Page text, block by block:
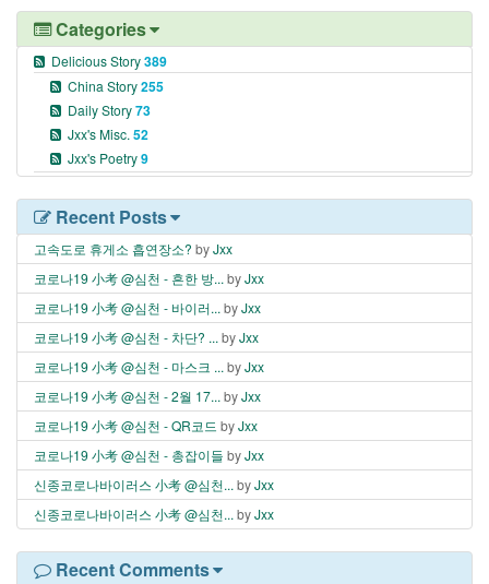
Categories
Delicious Story389
China Story255
Daily Story73
Jxx's Misc. 52
Jxx's Poetry9
Recent Posts
고속도로 휴게소 흡연장소? byJxx
코로나19 小考 @심천 - 흔한 방... byJxx
코로나19 小考 @심천 - 바이러... byJxx
코로나19 小考 @심천 - 차단? ... byJxx
코로나19 小考 @심천 - 마스크 ... byJxx
코로나19 小考 @심천 - 2월 17... byJxx
코로나19 小考 @심천 - QR코드 byJxx
코로나19 小考 @심천 - 총잡이들 byJxx
신종코로나바이러스 小考 @심천... byJxx
신종코로나바이러스 小考 @심천... byJxx
Recent Comments